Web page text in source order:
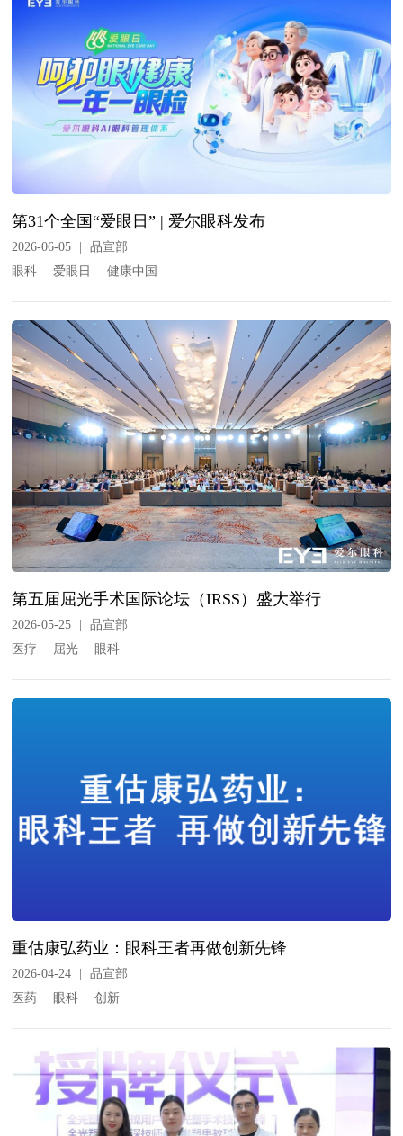
第31个全国“爱眼日” | 爱尔眼科发布
2026-06-05 |
品宣部
眼科
爱眼日 健康中国
第五届屈光手术国际论坛（IRSS）盛大举行
2026-05-25
品宣部
医疗
屈光 眼科
重估康弘药业：眼科王者再做创新先锋
2026-04-24
品宣部
医药
眼科 创新